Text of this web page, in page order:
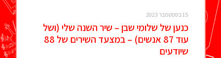
15 בספטמבר 2023
כנען של שלומי שבן – שיר השנה שלי (ושל
עוד 87 אנשים) – במצעד השירים של 88
שיודעים